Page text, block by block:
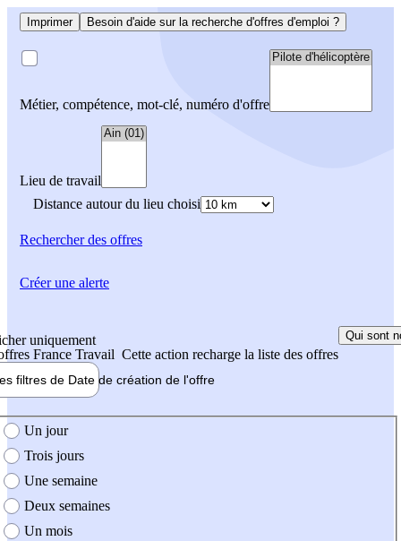
Imprimer Besoin d'aide sur la recherche d'offres d'emploi ?
Métier, compétence, mot-clé, numéro d'offre
Lieu de travail
Distance autour du lieu choisi
Rechercherdes offres
uniquement
France Travail Cette action recharge la liste des offres
Qui sont
filtres de Date de création de l'offre
création de l'offre
Un jour
Trois jours
Une semaine
Deux semaines
Un mois
Créer une alerte